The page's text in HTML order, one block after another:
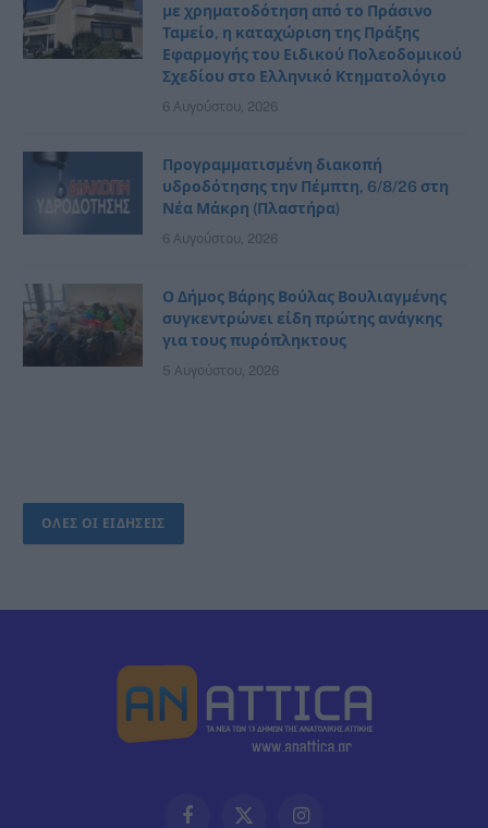
με χρηματοδότηση από το Πράσινο
Ταμείο, η καταχώριση της Πράξης
Εφαρμογής του Ειδικού Πολεοδομικού
Σχεδίου στο Ελληνικό Κτηματολόγιο
6 Αυγούστου, 2026
Προγραμματισμένη διακοπή
υδροδότησης την Πέμπτη, 6/8/26 στη
Νέα Μάκρη (Πλαστήρα)
6 Αυγούστου, 2026
Ο Δήμος Βάρης Βούλας Βουλιαγμένης
συγκεντρώνει είδη πρώτης ανάγκης
για τους πυρόπληκτους
5 Αυγούστου, 2026
ΟΛΕΣ ΟΙ ΕΙΔΗΣΕΙΣ